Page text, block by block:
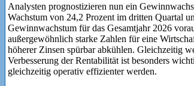
Analysten prognostizieren nun ein
Wachstum von 24,2 Prozent im dritten Quartal
Gewinnwachstum für das Gesamtjahr 2026
außergewöhnlich starke Zahlen für eine
höherer Zinsen spürbar abkühlen. Gleichzeitig
Verbesserung der Rentabilität ist besonders
gleichzeitig operativ effizienter werden.